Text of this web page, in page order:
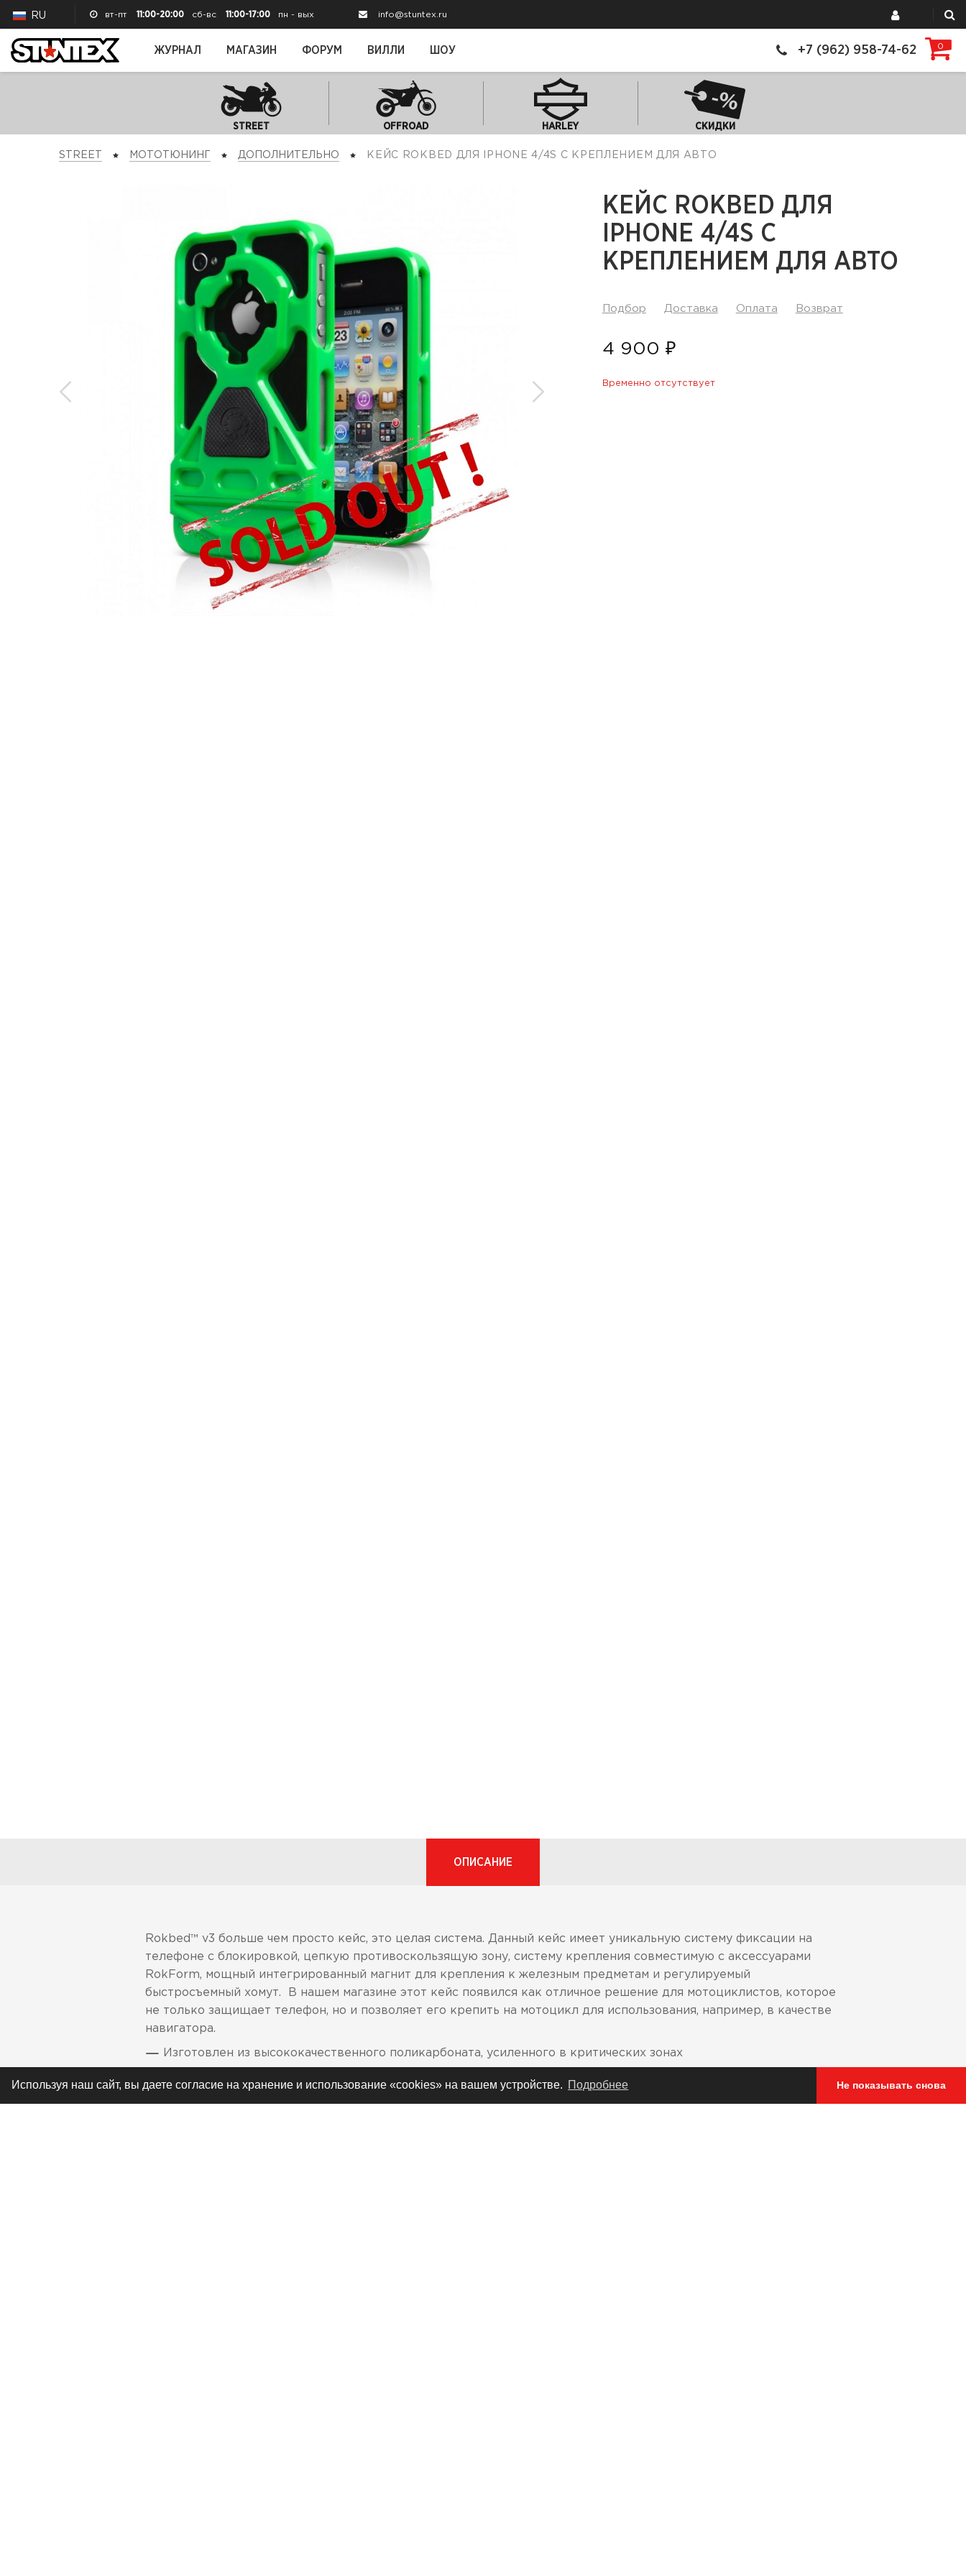
Используя наш сайт, вы даете согласие на хранение и использование «cookies» на вашем устройстве. Подробнее Не показывать снова
RU вт-пт 11:00-20:00 сб-вс 11:00-17:00 пн - вых info@stuntex.ru
ЖУРНАЛ МАГАЗИН ФОРУМ ВИЛЛИ ШОУ +7 (962) 958-74-62 0
STREET OFFROAD HARLEY СКИДКИ
STREET МОТОТЮНИНГ ДОПОЛНИТЕЛЬНО КЕЙС ROKBED ДЛЯ IPHONE 4/4S С КРЕПЛЕНИЕМ ДЛЯ АВТО
КЕЙС ROKBED ДЛЯ
IPHONE 4/4S С
КРЕПЛЕНИЕМ ДЛЯ АВТО
Подбор Доставка Оплата Возврат
4 900 ₽
Временно отсутствует
ОПИСАНИЕ
Rokbed™ v3 больше чем просто кейс, это целая система. Данный кейс имеет уникальную систему фиксации на
телефоне с блокировкой, цепкую противоскользящую зону, систему крепления совместимую с аксессуарами
RokForm, мощный интегрированный магнит для крепления к железным предметам и регулируемый
быстросъемный хомут. В нашем магазине этот кейс появился как отличное решение для мотоциклистов, которое
не только защищает телефон, но и позволяет его крепить на мотоцикл для использования, например, в качестве
навигатора.
Изготовлен из высококачественного поликарбоната, усиленного в критических зонах
В комплект входят кейс, универсальное крепление, хомут
Для максимальной защиты рекомендуется использовать фирменную пленку на экран